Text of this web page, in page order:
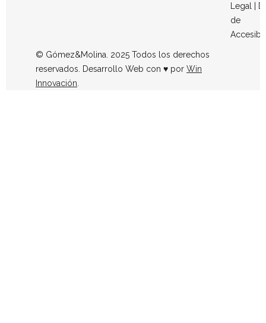
Legal
de
© Gómez&Molina. 2025 Todos los derechos
reservados. Desarrollo Web con ♥ por Win
Innovación